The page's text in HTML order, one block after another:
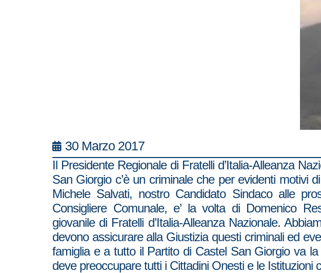
30 Marzo 2017
Il Presidente Regionale di Fratelli d’Italia-Alleanza
San Giorgio c’è un criminale che per evidenti motivi
Michele Salvati, nostro Candidato Sindaco alle
Consigliere Comunale, e’ la volta di Domenico
giovanile di Fratelli d’Italia-Alleanza Nazionale.
devono assicurare alla Giustizia questi criminali ed
famiglia e a tutto il Partito di Castel San Giorgio va
deve preoccupare tutti i Cittadini Onesti e le Istituzioni